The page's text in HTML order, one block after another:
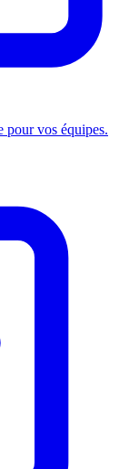
pour vos équipes.